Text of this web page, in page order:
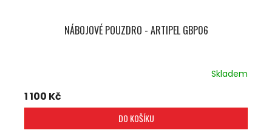
NÁBOJOVÉ POUZDRO - ARTIPEL GBP06
Skladem
1 100 Kč
DO KOŠÍKU